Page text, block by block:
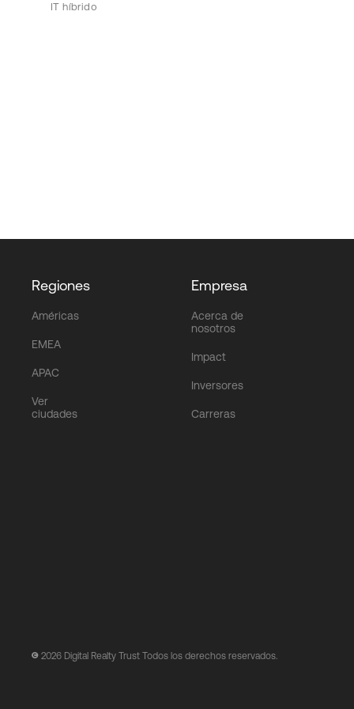
IT híbrido
Regiones
Américas
EMEA
APAC
Ver
ciudades
Empresa
Acerca de
nosotros
Impact
Inversores
Carreras
2026 Digital Realty Trust Todos los derechos reservados.